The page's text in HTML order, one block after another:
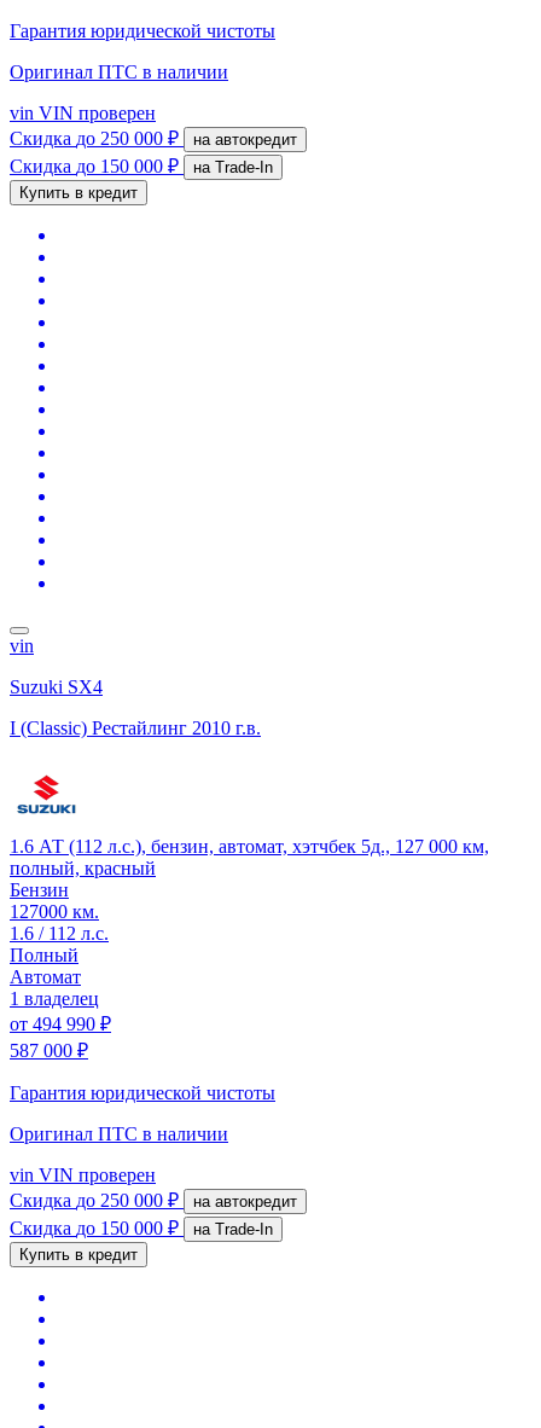
Гарантия юридической чистоты
Оригинал ПТС в наличии
vin VIN проверен
Скидка до 250 000 ₽ на автокредит
Скидка до 150 000 ₽
на Trade-In
Купить в кредит
vin
Suzuki SX4
I (Classic) Рестайлинг 2010 г.в.
1.6 АТ (112 л.с.), бензин, автомат, хэтчбек 5д., 127 000 км,
полный, красный
Бензин
127000 км.
1.6 / 112 л.с.
Полный
Автомат
1 владелец
от 494 990 ₽
587 000 ₽
Гарантия юридической чистоты
Оригинал ПТС в наличии
vin VIN проверен
Скидка до 250 000 ₽ на автокредит
Скидка до 150 000 ₽
на Trade-In
Купить в кредит